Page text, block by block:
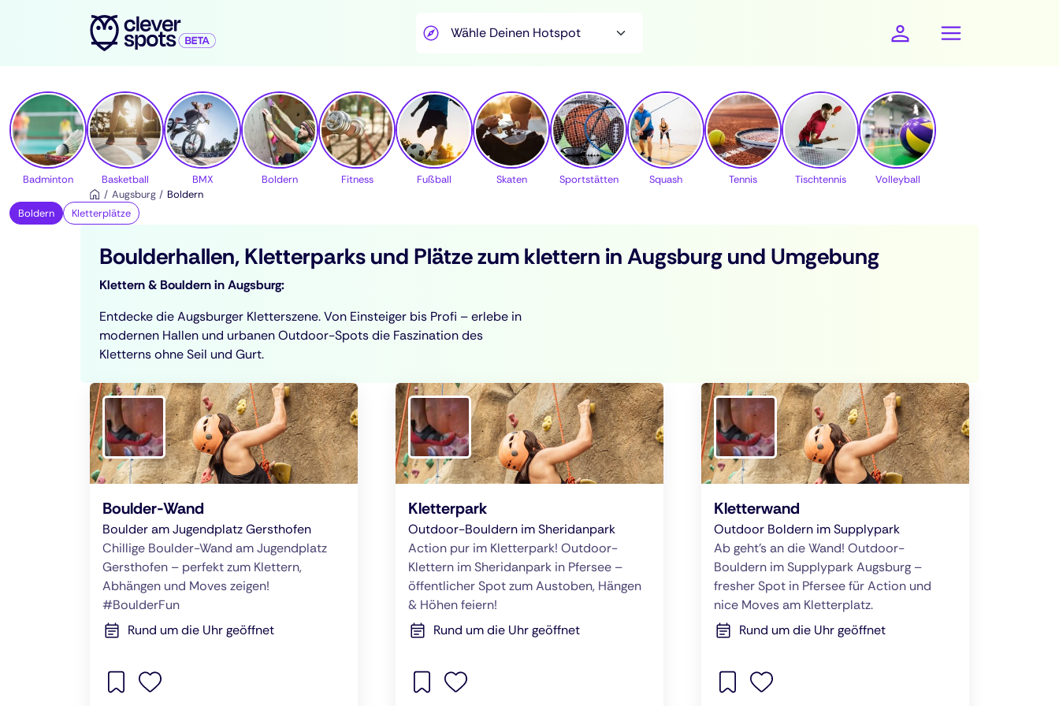
cleverspots - Sport
Badminton Basketball BMX Boldern Fitness Fußball Skaten Sportstätten Squash Tennis Tischtennis
Volleyball
Augsburg
Boldern
Boldern
Kletterplätze
Boulderhallen, Kletterparks und Plätze zum klettern in Augsburg und Umgebung
Klettern & Bouldern in Augsburg:
Entdecke die Augsburger Kletterszene. Von Einsteiger bis Profi – erlebe in
modernen Hallen und urbanen Outdoor-Spots die Faszination des
Kletterns ohne Seil und Gurt.
Boulder-Wand
Boulder am Jugendplatz Gersthofen
Chillige Boulder-Wand am Jugendplatz
Gersthofen – perfekt zum Klettern,
Abhängen und Moves zeigen!
#BoulderFun
Rund um die Uhr geöffnet
Kletterpark
Outdoor-Bouldern im Sheridanpark
Action pur im Kletterpark! Outdoor-
Klettern im Sheridanpark in Pfersee –
öffentlicher Spot zum Austoben, Hängen
& Höhen feiern!
Rund um die Uhr geöffnet
Kletterwand
Outdoor Boldern im Supplypark
Ab geht’s an die Wand! Outdoor-
Bouldern im Supplypark Augsburg –
fresher Spot in Pfersee für Action und
nice Moves am Kletterplatz.
Rund um die Uhr geöffnet